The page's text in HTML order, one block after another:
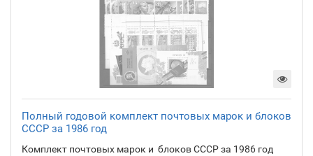
Полный годовой комплект почтовых марок и блоков
СССР за 1986 год
Комплект почтовых марок и блоков СССР за 1986 год